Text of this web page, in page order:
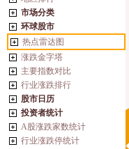
市场分类
环球股市
热点雷达图
涨跌金字塔
主要指数对比
行业涨跌排行
股市日历
投资者统计
A股涨跌家数统计
行业涨跌停统计